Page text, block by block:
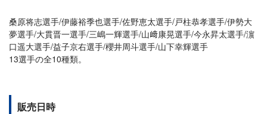
桑原将志選手/伊藤裕季也選手/佐野恵太選手/戸柱恭孝選手/伊勢大
夢選手/大貫晋一選手/三嶋一輝選手/山﨑康晃選手/今永昇太選手/濵
口遥大選手/益子京右選手/櫻井周斗選手/山下幸輝選手
13選手の全10種類。
販売日時